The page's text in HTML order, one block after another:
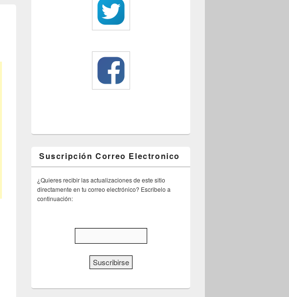
Suscripción Correo Electronico
¿Quieres recibir las actualizaciones de este sitio
directamente en tu correo electrónico? Escribelo a
continuación: